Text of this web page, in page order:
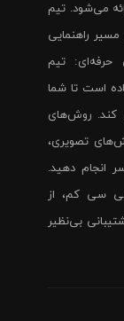
می‌شود. تیم
راهنمایی
حرفه‌ای: تیم
است تا شما
کند. روش‌های
تصویری،
انجام دهید.
سی سی کم، از
بی‌نظیر